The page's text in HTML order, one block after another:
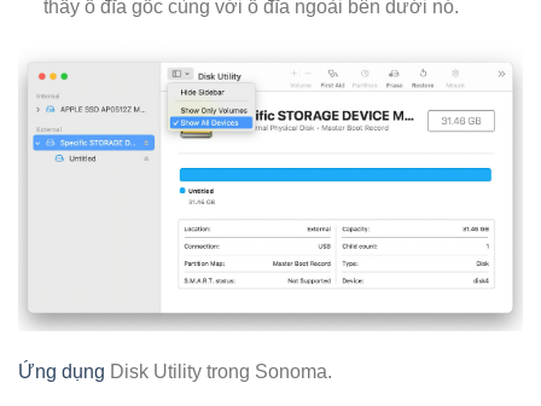
thấy ổ đĩa gốc cùng với ổ đĩa ngoài bên dưới nó.
Ứng dụng Disk Utility trong Sonoma.